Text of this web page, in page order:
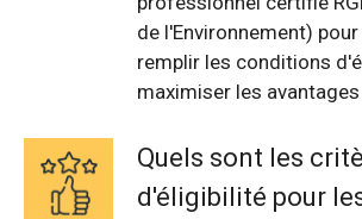
de l'Environnement)
remplir les conditions
maximiser les
Quels sont les
d'éligibilité pour